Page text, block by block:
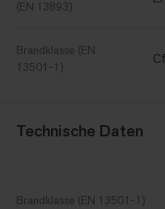
(EN 13893)
Brandklasse (EN
13501-1)
Technische Daten
Brandklasse (EN 13501-1)